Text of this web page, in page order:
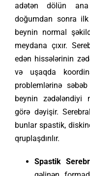
adətən dölün
doğumdan sonra
beynin normal
meydana çıxır.
edən hissələrinin
və uşaqda
problemlərinə
beynin zədələndiyi
görə dəyişir.
bunlar spastik,
qruplaşdırılır.
Spastik